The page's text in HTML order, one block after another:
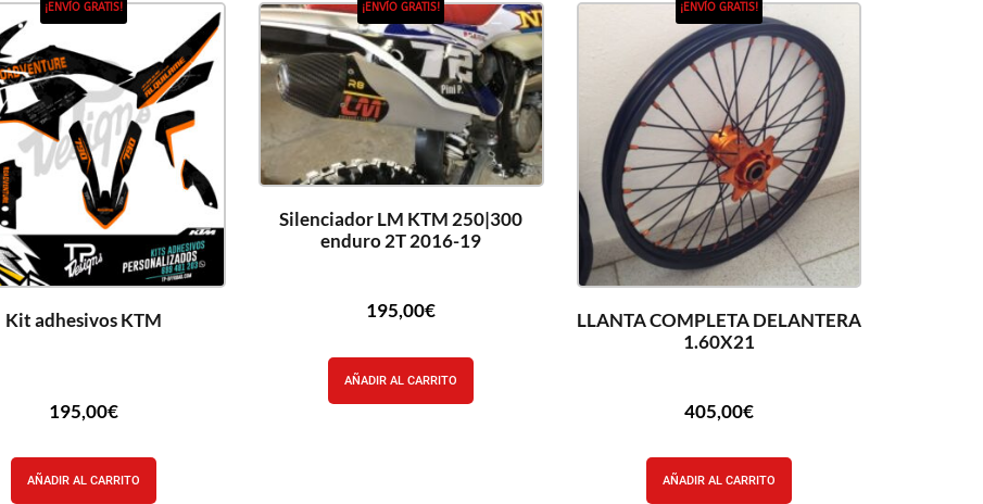
¡ENVÍO GRATIS!
Kit adhesivos KTM
195,00€
AÑADIR AL CARRITO
¡ENVÍO GRATIS!
Silenciador LM KTM 250|300
enduro 2T 2016-19
195,00€
AÑADIR AL CARRITO
¡ENVÍO GRATIS!
LLANTA COMPLETA DELANTERA
1.60X21
405,00€
AÑADIR AL CARRITO